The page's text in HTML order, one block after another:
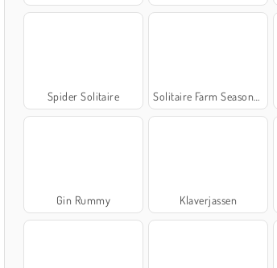
Spider Solitaire Solitaire Farm Seasons 5
Gin Rummy Klaverjassen